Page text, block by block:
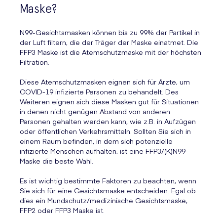
Maske?
N99-Gesichtsmasken können bis zu 99% der Partikel in
der Luft filtern, die der Träger der Maske einatmet. Die
FFP3 Maske ist die Atemschutzmaske mit der höchsten
Filtration.
Diese Atemschutzmasken eignen sich für Ärzte, um
COVID-19 infizierte Personen zu behandelt. Des
Weiteren eignen sich diese Masken gut für Situationen
in denen nicht genügen Abstand von anderen
Personen gehalten werden kann, wie z.B. in Aufzügen
oder öffentlichen Verkehrsmitteln. Sollten Sie sich in
einem Raum befinden, in dem sich potenzielle
infizierte Menschen aufhalten, ist eine FFP3/(K)N99-
Maske die beste Wahl.
Es ist wichtig bestimmte Faktoren zu beachten, wenn
Sie sich für eine Gesichtsmaske entscheiden. Egal ob
dies ein Mundschutz/medizinische Gesichtsmaske,
FFP2 oder FFP3 Maske ist.